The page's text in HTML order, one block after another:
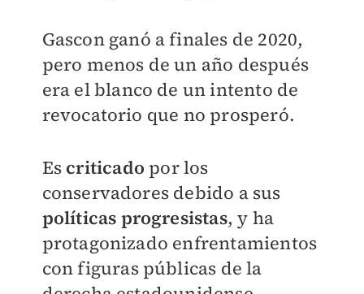
Gascon ganó a finales de 2020,
pero menos de un año después
era el blanco de un intento de
revocatorio que no prosperó.
Es criticado por los
conservadores debido a sus
políticas progresistas, y ha
protagonizado enfrentamientos
con figuras públicas de la